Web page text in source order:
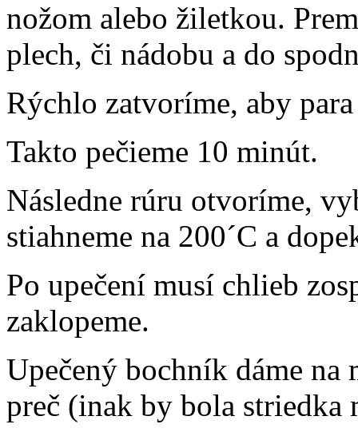
nožom alebo žiletkou.
plech, či nádobu a do
Rýchlo zatvoríme, aby
Takto pečieme 10 minút.
Následne rúru otvoríme,
stiahneme na 200´C a
Po upečení musí chlieb
zaklopeme.
Upečený bochník dáme na
preč (inak by bola striedka